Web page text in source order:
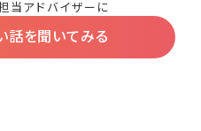
当アドバイザーに
話を聞いてみる